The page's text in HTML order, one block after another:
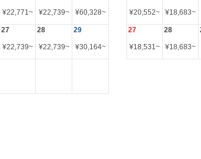
¥22,771~ ¥22,739~ ¥60,328~
27
¥22,739~
28
¥22,739~
29
¥30,164~
¥20,552~ ¥18,683~
27
¥18,531~
28
¥18,683~